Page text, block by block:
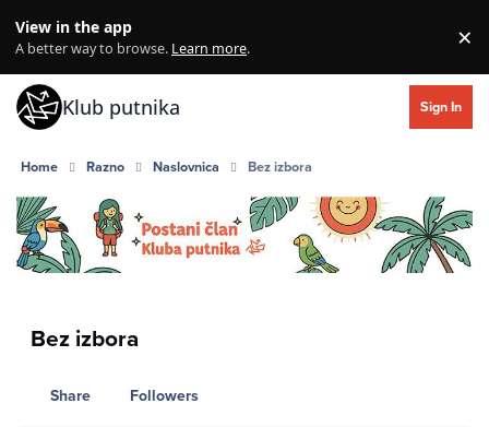
View in the app
A better way to browse. Learn more. ×
Klub putnika Sign In
Home Razno Naslovnica Bez izbora
Bez izbora
Share Followers